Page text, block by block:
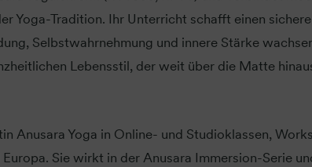
Yoga-Tradition. Ihr Unterricht schafft einen
Selbstwahrnehmung und innere Stärke
Lebensstil, der weit über die Matte
Anusara Yoga in Online- und Studioklassen,
Sie wirkt in der Anusara Immersion-Serie